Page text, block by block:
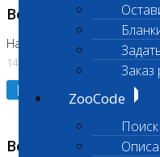
ZooCode
Возобновлено
На Нагорной (Код 961, 962)
14.07.2026
Подробнее
Возобновлено